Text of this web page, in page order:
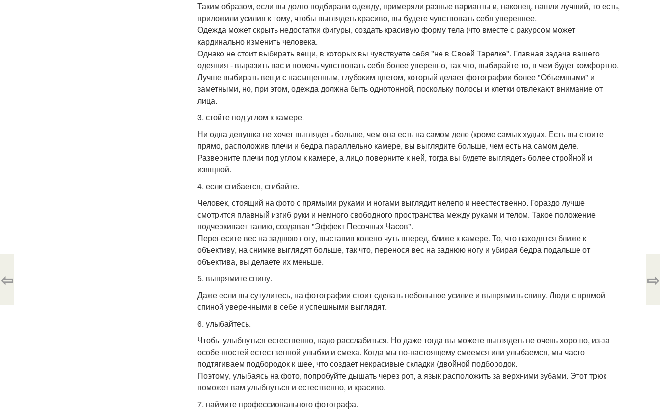
Таким образом, если вы долго подбирали одежду, примеряли разные варианты и, наконец, нашли лучший, то есть,
приложили усилия к тому, чтобы выглядеть красиво, вы будете чувствовать себя увереннее.
Одежда может скрыть недостатки фигуры, создать красивую форму тела (что вместе с ракурсом может
кардинально изменить человека.
Однако не стоит выбирать вещи, в которых вы чувствуете себя "не в Своей Тарелке". Главная задача вашего
одеяния - выразить вас и помочь чувствовать себя более уверенно, так что, выбирайте то, в чем будет комфортно.
Лучше выбирать вещи с насыщенным, глубоким цветом, который делает фотографии более "Объемными" и
заметными, но, при этом, одежда должна быть однотонной, поскольку полосы и клетки отвлекают внимание от
лица.
3. стойте под углом к камере.
Ни одна девушка не хочет выглядеть больше, чем она есть на самом деле (кроме самых худых. Есть вы стоите
прямо, расположив плечи и бедра параллельно камере, вы выглядите больше, чем есть на самом деле.
Разверните плечи под углом к камере, а лицо поверните к ней, тогда вы будете выглядеть более стройной и
изящной.
4. если сгибается, сгибайте.
Человек, стоящий на фото с прямыми руками и ногами выглядит нелепо и неестественно. Гораздо лучше
смотрится плавный изгиб руки и немного свободного пространства между руками и телом. Такое положение
подчеркивает талию, создавая "Эффект Песочных Часов".
Перенесите вес на заднюю ногу, выставив колено чуть вперед, ближе к камере. То, что находятся ближе к
объективу, на снимке выглядят больше, так что, перенося вес на заднюю ногу и убирая бедра подальше от
объектива, вы делаете их меньше.
5. выпрямите спину.
Даже если вы сутулитесь, на фотографии стоит сделать небольшое усилие и выпрямить спину. Люди с прямой
спиной уверенными в себе и успешными выглядят.
6. улыбайтесь.
Чтобы улыбнуться естественно, надо расслабиться. Но даже тогда вы можете выглядеть не очень хорошо, из-за
особенностей естественной улыбки и смеха. Когда мы по-настоящему смеемся или улыбаемся, мы часто
подтягиваем подбородок к шее, что создает некрасивые складки (двойной подбородок.
Поэтому, улыбаясь на фото, попробуйте дышать через рот, а язык расположить за верхними зубами. Этот трюк
поможет вам улыбнуться и естественно, и красиво.
7. наймите профессионального фотографа.
⇦ ⇨